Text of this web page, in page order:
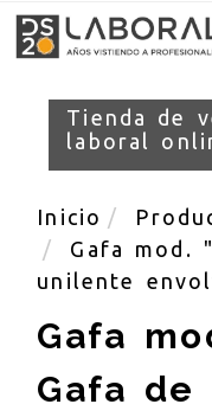
Tienda de
laboral
Inicio
Gafa mod.
unilente
Gafa
Gafa de